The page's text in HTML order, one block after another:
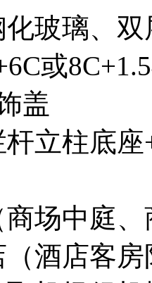
玻璃、
或
盖
立柱底
场中庭
酒店客